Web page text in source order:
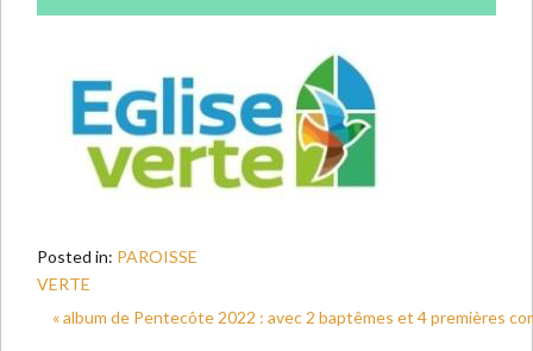
Posted in: PAROISSE
VERTE
« album de Pentecôte 2022 : avec 2 baptêmes et 4 premières